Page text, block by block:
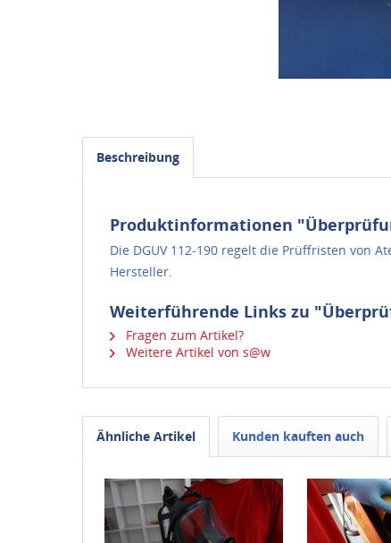
Beschreibung
Produktinformationen
Die DGUV 112-190 regelt die Prüffristen von
Hersteller.
Weiterführende Links zu
Fragen zum Artikel?
Weitere Artikel von s@w
Ähnliche Artikel Kunden kauften auch